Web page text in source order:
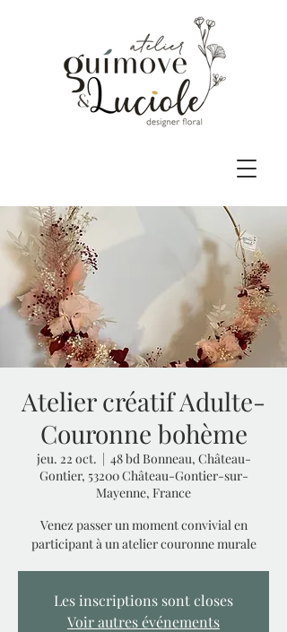
Atelier créatif Adulte-
Couronne bohème
jeu. 22 oct.
  |
48 bd Bonneau, Château-
Gontier, 53200 Château-Gontier-sur-
Mayenne, France
Venez passer un moment convivial en
participant à un atelier couronne murale
Les inscriptions sont closes
Voir autres événements